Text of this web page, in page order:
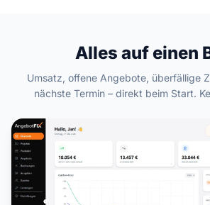
Alles auf einen
Umsatz, offene Angebote, überfällige
nächste Termin – direkt beim Start.